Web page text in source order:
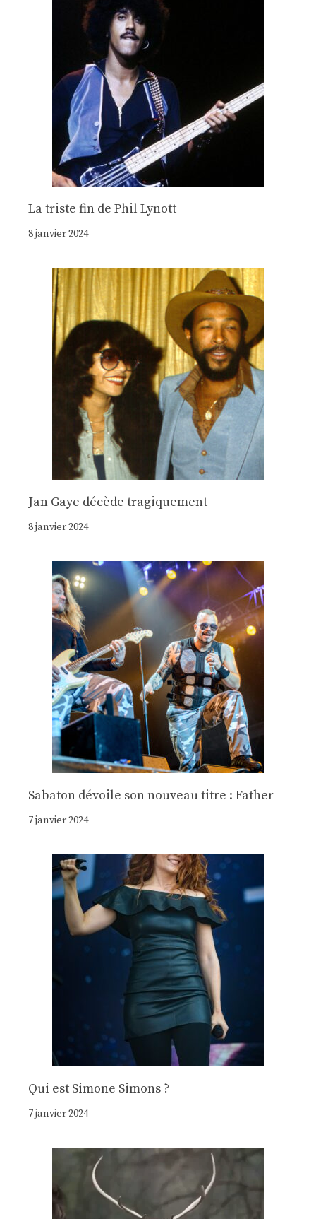
La triste fin de Phil Lynott
8 janvier 2024
Jan Gaye décède tragiquement
8 janvier 2024
Sabaton dévoile son nouveau titre : Father
7 janvier 2024
Qui est Simone Simons ?
7 janvier 2024